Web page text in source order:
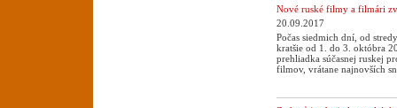
Nové ruské filmy a filmári
20.09.2017
Počas siedmich dní, od
kratšie od 1. do 3. októbra
prehliadka súčasnej ruskej
filmov, vrátane najnovších